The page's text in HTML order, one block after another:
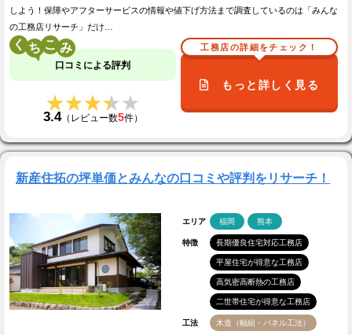
しよう！保障やアフターサービスの情報や値下げ方法まで調査しているのは「みんな
の工務店リサーチ」だけ…
く こ
口コミによる評判
★★★★★
★★★★★
3.4（レビュー数5件）
工務店の詳細をチェック！
もっと詳しく見る
新産住拓の坪単価とみんなの口コミや評判をリサーチ！
エリア 福岡 熊本
特徴 長期優良住宅対応工務店
平屋住宅が得意な工務店
高気密高断熱の工務店
二世帯住宅が得意な工務店
工法 木造（軸組・パネル工法）